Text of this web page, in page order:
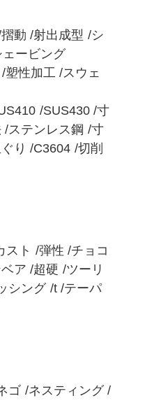
摺動 射出成型
シ
ェービング
塑性加工 スウェ
SUS430 寸
ステンレス鋼
寸
り C3604 切削
スト 弾性 チョコ
ア 超硬
ツーリ
シング t テーパ
ゴ ネスティング